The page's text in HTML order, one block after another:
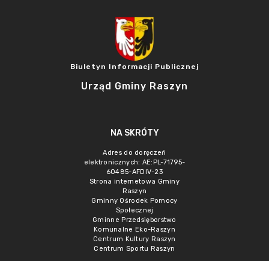
Biuletyn Informacji Publicznej
Urząd Gminy Raszyn
NA SKRÓTY
Adres do doręczeń
elektronicznych: AE:PL-71795-
60485-AFDIV-23
Strona internetowa Gminy
Raszyn
Gminny Ośrodek Pomocy
Społecznej
Gminne Przedsięborstwo
Komunalne Eko-Raszyn
Centrum Kultury Raszyn
Centrum Sportu Raszyn